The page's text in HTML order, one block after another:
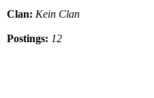
Clan: Kein Clan
Postings: 12